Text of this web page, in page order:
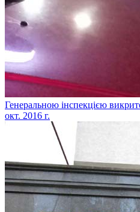
​Генеральною інспекцією
окт. 2016 г.